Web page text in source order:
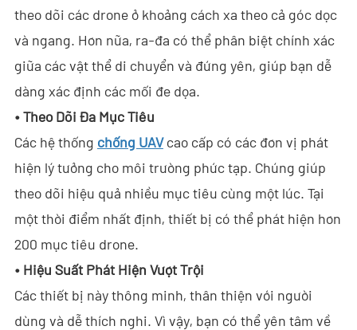
- - ND-SV009 Hệ Thống Ra-đa 3D Nhìn Xuyên Tường Di Động
- - ND-IM005 Hệ Thống Chặn Wi-Fi Tiêu Chuẩn
- Robot An Ninh Thông Minh
- - ND-IR001 Chó Robot Thông Minh
- - ND-IR002 Robot Chữa Cháy Di Động
- - ND-IR003 Robot Xử Lý Vật Liệu Nổ
- - ND-UR002 Phương Tiện Điều Khiển Từ Xa
Giải Pháp
theo dõi các drone ở khoảng cách xa theo cả góc dọc
và ngang. Hơn nữa, ra-đa có thể phân biệt chính xác
giữa các vật thể di chuyển và đứng yên, giúp bạn dễ
dàng xác định các mối đe dọa.
•Theo Dõi Đa Mục Tiêu
Các hệ thống chống UAVcao cấp có các đơn vị phát
hiện lý tưởng cho môi trường phức tạp. Chúng giúp
theo dõi hiệu quả nhiều mục tiêu cùng một lúc. Tại
một thời điểm nhất định, thiết bị có thể phát hiện hơn
200 mục tiêu drone.
• Hiệu Suất Phát Hiện Vượt Trội
Các thiết bị này thông minh, thân thiện với người
dùng và dễ thích nghi. Vì vậy, bạn có thể yên tâm về